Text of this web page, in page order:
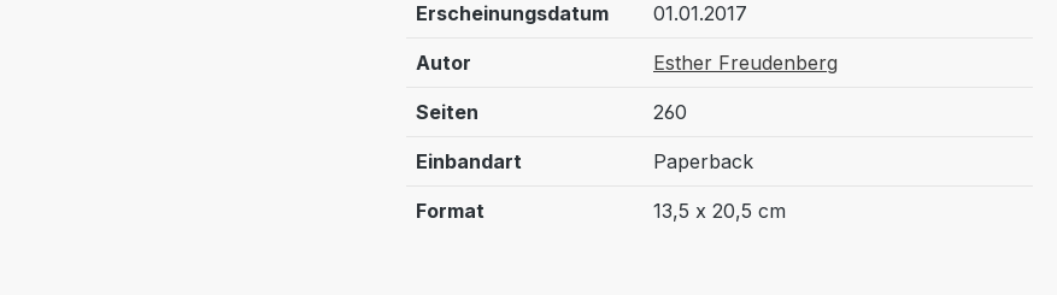
Erscheinungsdatum 01.01.2017
Autor Esther Freudenberg
Seiten 260
Einbandart Paperback
Format 13,5 x 20,5 cm